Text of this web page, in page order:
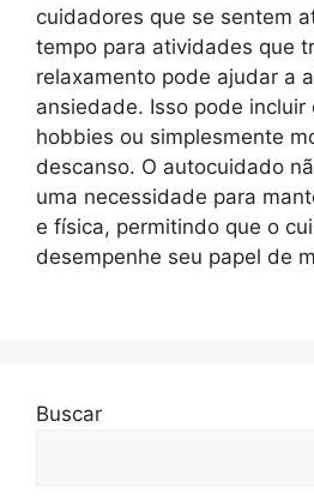
cuidadores que se sentem
tempo para atividades que
relaxamento pode ajudar a
ansiedade. Isso pode incluir
hobbies ou simplesmente
descanso. O autocuidado
uma necessidade para
e física, permitindo que o
desempenhe seu papel de
Buscar